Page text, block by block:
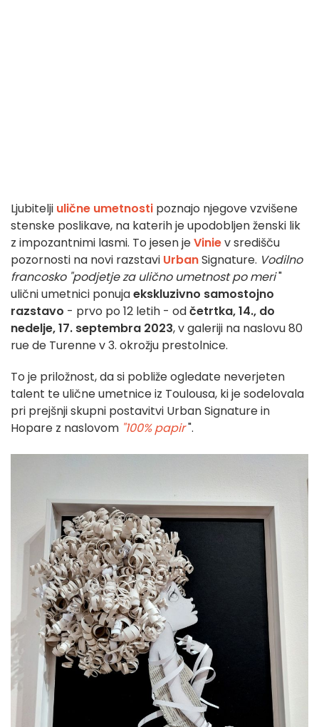
Ljubitelji ulične umetnosti poznajo njegove vzvišene
stenske poslikave, na katerih je upodobljen ženski lik
z impozantnimi lasmi. To jesen jeViniev središču
pozornosti na novi razstavi UrbanSignature. Vodilno
francosko "podjetje za ulično umetnost po meri"
ulični umetnici ponujaekskluzivno samostojno
razstavo - prvo po 12 letih - odčetrtka, 14., do
nedelje, 17. septembra 2023, v galeriji na naslovu 80
rue de Turenne v 3. okrožju prestolnice.
To je priložnost, da si pobliže ogledate neverjeten
talent te ulične umetnice iz Toulousa, ki je sodelovala
pri prejšnji skupni postavitvi Urban Signature in
Hopare z naslovom "100% papir".